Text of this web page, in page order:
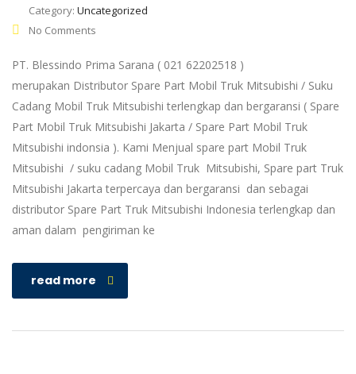
Category: Uncategorized
No Comments
PT. Blessindo Prima Sarana ( 021 62202518 )
merupakan Distributor Spare Part Mobil Truk Mitsubishi / Suku
Cadang Mobil Truk Mitsubishi terlengkap dan bergaransi ( Spare
Part Mobil Truk Mitsubishi Jakarta / Spare Part Mobil Truk
Mitsubishi indonsia ). Kami Menjual spare part Mobil Truk
Mitsubishi / suku cadang Mobil Truk Mitsubishi, Spare part Truk
Mitsubishi Jakarta terpercaya dan bergaransi dan sebagai
distributor Spare Part Truk Mitsubishi Indonesia terlengkap dan
aman dalam pengiriman ke
read more